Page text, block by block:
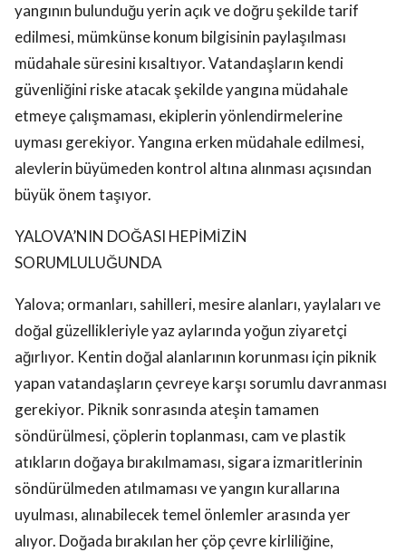
yangının bulunduğu yerin açık ve doğru şekilde tarif
edilmesi, mümkünse konum bilgisinin paylaşılması
müdahale süresini kısaltıyor. Vatandaşların kendi
güvenliğini riske atacak şekilde yangına müdahale
etmeye çalışmaması, ekiplerin yönlendirmelerine
uyması gerekiyor. Yangına erken müdahale edilmesi,
alevlerin büyümeden kontrol altına alınması açısından
büyük önem taşıyor.
YALOVA’NIN DOĞASI HEPİMİZİN
SORUMLULUĞUNDA
Yalova; ormanları, sahilleri, mesire alanları, yaylaları ve
doğal güzellikleriyle yaz aylarında yoğun ziyaretçi
ağırlıyor. Kentin doğal alanlarının korunması için piknik
yapan vatandaşların çevreye karşı sorumlu davranması
gerekiyor. Piknik sonrasında ateşin tamamen
söndürülmesi, çöplerin toplanması, cam ve plastik
atıkların doğaya bırakılmaması, sigara izmaritlerinin
söndürülmeden atılmaması ve yangın kurallarına
uyulması, alınabilecek temel önlemler arasında yer
alıyor. Doğada bırakılan her çöp çevre kirliliğine,